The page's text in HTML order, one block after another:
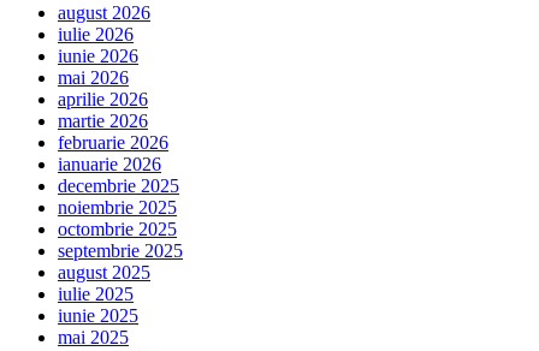
august 2026
iulie 2026
iunie 2026
mai 2026
aprilie 2026
martie 2026
februarie 2026
ianuarie 2026
decembrie 2025
noiembrie 2025
octombrie 2025
septembrie 2025
august 2025
iulie 2025
iunie 2025
mai 2025